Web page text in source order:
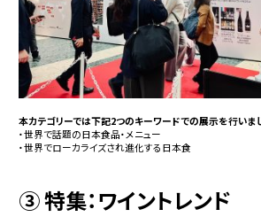
本カテゴリーでは下記2つのキーワードでの展示を行いま
・世界で話題の日本食品・メニュー
・世界でローカライズされ進化する日本食
③ 特集：ワイントレンド